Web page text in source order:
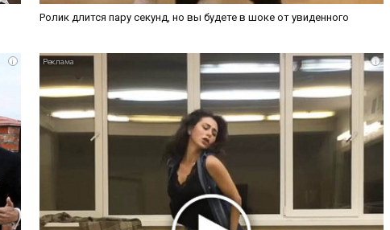
Ролик длится пару секунд, но вы будете в шоке от увиденного
i i